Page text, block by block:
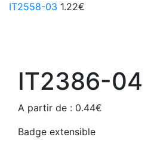
IT2558-03 1.22€
IT2386-04
A partir de : 0.44€
Badge extensible